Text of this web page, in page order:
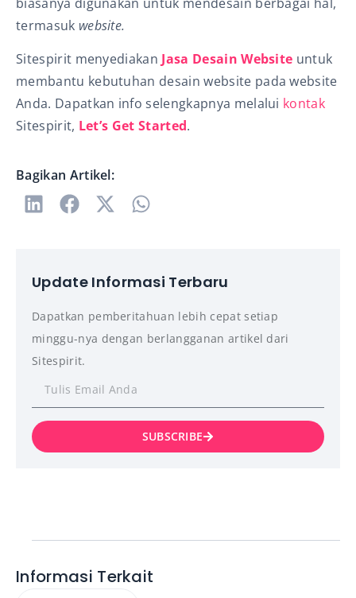
termasuk website.
Sitespirit menyediakan Jasa Desain Website untuk
membantu kebutuhan desain website pada website
Anda. Dapatkan info selengkapnya melalui kontak
Sitespirit, Let’s Get Started.
Bagikan Artikel:
Update Informasi Terbaru
Dapatkan pemberitahuan lebih cepat setiap
minggu-nya dengan berlangganan artikel dari
Sitespirit.
SUBSCRIBE
Informasi Terkait